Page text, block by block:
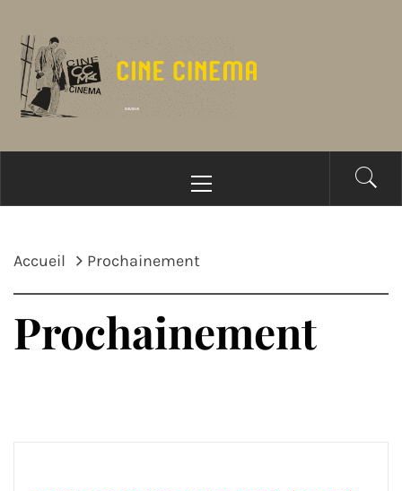
contenu
principal
Accueil Prochainement
Prochainement